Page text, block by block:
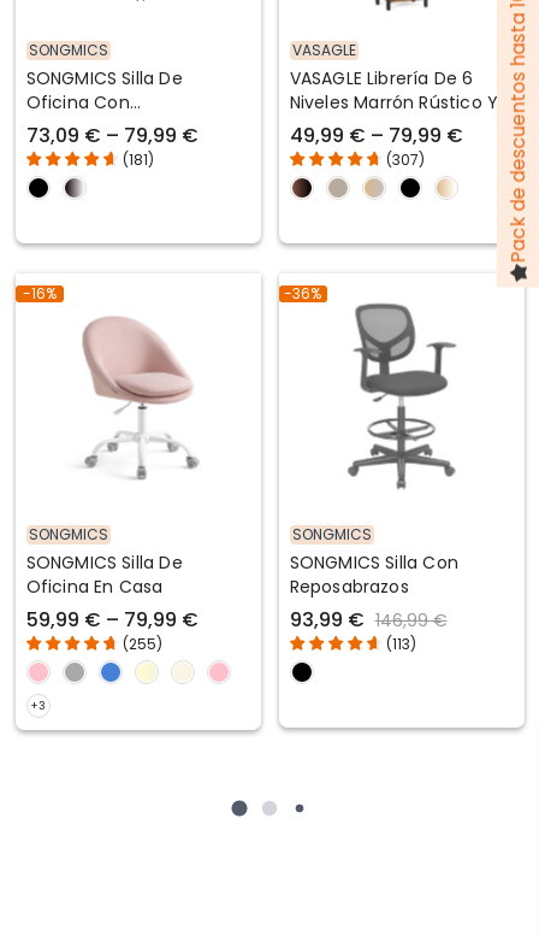
SONGMICS
SONGMICS Silla De
Oficina Con
Reposabrazos Abatible
73,09 € – 79,99 €
(181)
VASAGLE
VASAGLE Librería De 6
Niveles Marrón Rústico Y
Negro
49,99 € – 79,99 €
(307)
-16%
SONGMICS
SONGMICS Silla De
Oficina En Casa
59,99 € – 79,99 €
(255)
-36%
SONGMICS
SONGMICS Silla Con
Reposabrazos
93,99 € 146,99 €
(113)
Pack de descuentos hasta 100 €